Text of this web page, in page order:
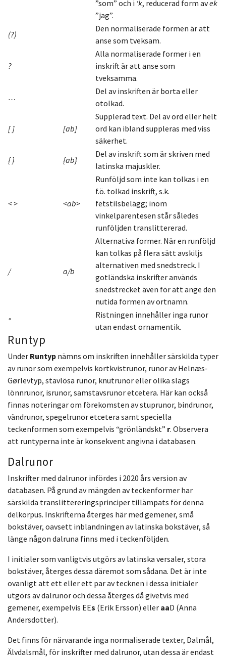
”som” och i ‘k, reducerad form avek
”jag”.
(?)
Den normaliserade formen är att
anse som tveksam.
?
Alla normaliserade former i en
inskrift är att anse som
tveksamma.
…
Del av inskriften är borta eller
otolkad.
[ ] [ab]
Supplerad text. Del av ord eller helt
ord kan ibland suppleras med viss
säkerhet.
{ }
{ab}
Del av inskrift som är skriven med
latinska majuskler.
< > <ab>
Runföljd som inte kan tolkas i en
f.ö. tolkad inskrift, s.k.
fetstilsbelägg; inom
vinkelparentesen står således
runföljden translittererad.
/ a/b
Alternativa former. När en runföljd
kan tolkas på flera sätt avskiljs
alternativen med snedstreck. I
gotländska inskrifter används
snedstrecket även för att ange den
nutida formen av ortnamn.
°
Ristningen innehåller inga runor
utan endast ornamentik.
Runtyp
Under Runtyp nämns om inskriften innehåller särskilda typer
av runor som exempelvis kortkvistrunor, runor av Helnæs-
Gørlevtyp, stavlösa runor, knutrunor eller olika slags
lönnrunor, isrunor, samstavsrunor etcetera. Här kan också
finnas noteringar om förekomsten av stuprunor, bindrunor,
vändrunor, spegelrunor etcetera samt speciella
teckenformen som exempelvis “grönländskt” r. Observera
att runtyperna inte är konsekvent angivna i databasen.
Dalrunor
Inskrifter med dalrunor infördes i 2020 års version av
databasen. På grund av mängden av teckenformer har
särskilda translittereringsprinciper tillämpats för denna
delkorpus. Inskrifterna återges här med gemener, små
bokstäver, oavsett inblandningen av latinska bokstäver, så
länge någon dalruna finns med i teckenföljden.
I initialer som vanligtvis utgörs av latinska versaler, stora
bokstäver, återges dessa däremot som sådana. Det är inte
ovanligt att ett eller ett par av tecknen i dessa initialer
utgörs av dalrunor och dessa återges då givetvis med
gemener, exempelvis EEs (Erik Ersson) eller aaD (Anna
Andersdotter).
Det finns för närvarande inga normaliserade texter, Dalmål,
Älvdalsmål, för inskrifter med dalrunor, utan dessa är endast